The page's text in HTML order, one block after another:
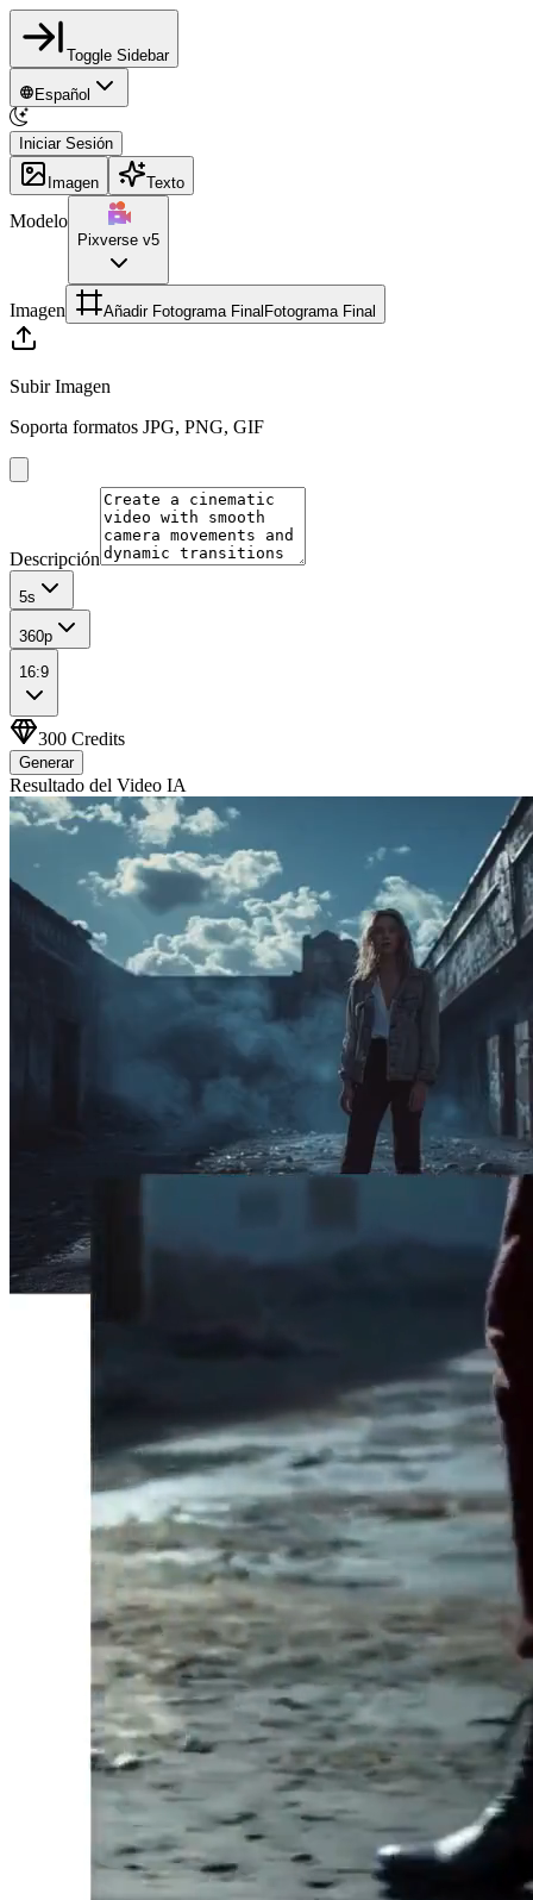
Toggle Sidebar
Español
Iniciar Sesión
Imagen Texto
Modelo
Pixverse v5
Imagen Añadir Fotograma Final Fotograma Final
Subir Imagen
Soporta formatos JPG, PNG, GIF
Descripción
5s
360p
16:9
300 Credits
Generar
Resultado del Video IA